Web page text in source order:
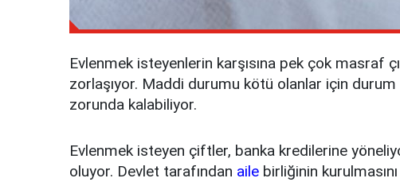
Evlenmek isteyenlerin karşısına pek çok masraf
zorlaşıyor. Maddi durumu kötü olanlar için durum
zorunda kalabiliyor.
Evlenmek isteyen çiftler, banka kredilerine
oluyor. Devlet tarafından aile birliğinin